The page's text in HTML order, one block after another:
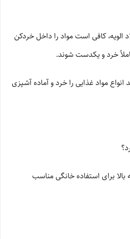
الویه، کافی است مواد را داخل خردکن
خرد و یکدست شوند.
می‌توانید انواع مواد غذایی را خرد و آماده آشپزی
توان 400 وات به بالا برای استفاده خانگی مناسب